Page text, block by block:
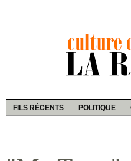
FILS RÉCENTS POLITIQUE